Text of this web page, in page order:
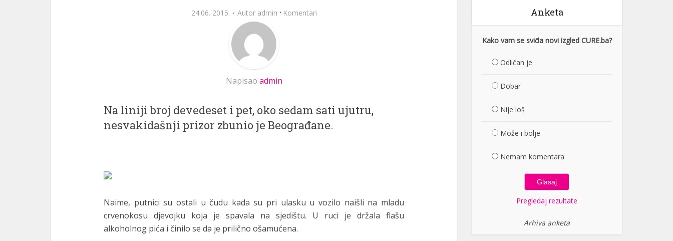
24.06. 2015. Autor admin · Komentari
Napisao admin
Na liniji broj devedeset i pet, oko sedam sati ujutru,
nesvakidašnji prizor zbunio je Beograđane.
Naime, putnici su ostali u čudu kada su pri ulasku u vozilo naišli na mladu
crvenokosu djevojku koja je spavala na sjedištu. U ruci je držala flašu
alkoholnog pića i činilo se da je prilično ošamućena.
Anketa
Kako vam se sviđa novi izgled CURE.ba?
Odličan je
Dobar
Nije loš
Može i bolje
Nemam komentara
Pregledaj rezultate
Arhiva anketa